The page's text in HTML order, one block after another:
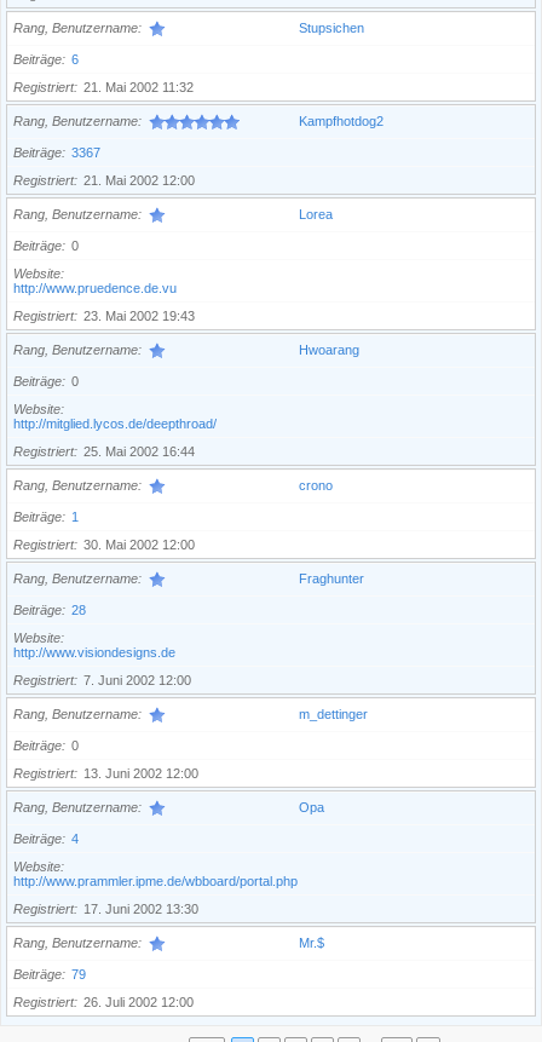
Rang, Benutzername Stupsichen
Beiträge
6
Registriert
21. Mai 2002 11:32
Rang, Benutzername Kampfhotdog2
Beiträge
3367
Registriert
21. Mai 2002 12:00
Rang, Benutzername Lorea
Beiträge
0
Website
http://www.pruedence.de.vu
Registriert
23. Mai 2002 19:43
Rang, Benutzername Hwoarang
Beiträge
0
Website
http://mitglied.lycos.de/deepthroad/
Registriert
25. Mai 2002 16:44
Rang, Benutzername crono
Beiträge
1
Registriert
30. Mai 2002 12:00
Rang, Benutzername Fraghunter
Beiträge
28
Website
http://www.visiondesigns.de
Registriert
7. Juni 2002 12:00
Rang, Benutzername m_dettinger
Beiträge
0
Registriert
13. Juni 2002 12:00
Rang, Benutzername Opa
Beiträge
4
Website
http://www.prammler.ipme.de/wbboard/portal.php
Registriert
17. Juni 2002 13:30
Rang, Benutzername Mr.$
Beiträge
79
Registriert
26. Juli 2002 12:00